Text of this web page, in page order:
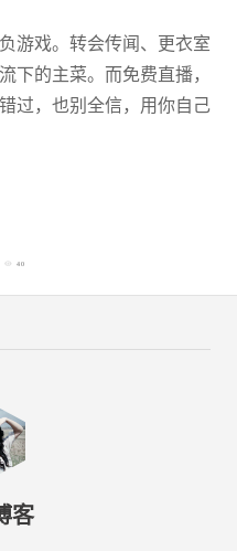
游戏。转会传闻、更衣室
下的主菜。而免费直播，
过，也别全信，用你自己
40
客